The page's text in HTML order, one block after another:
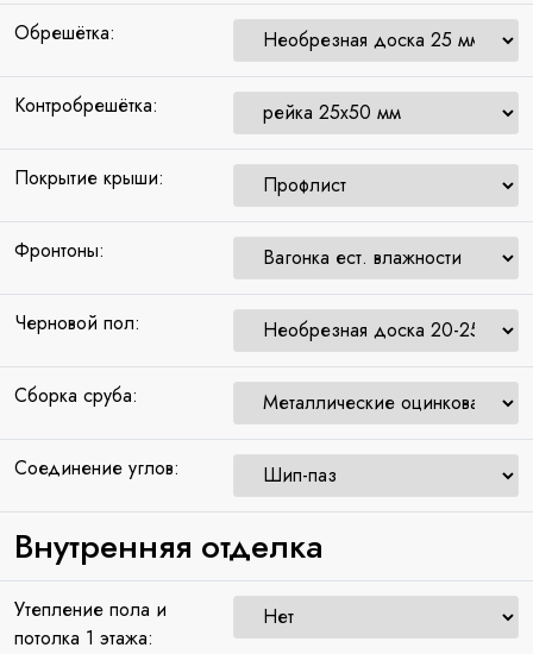
Обрешётка:
Контробрешётка:
Покрытие крыши:
Фронтоны:
Черновой пол:
Сборка сруба:
Соединение углов:
Внутренняя отделка
Утепление пола и
потолка 1 этажа: